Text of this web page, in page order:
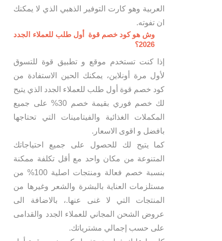
العربية وهو كارت التوفير الذهبي الذي لا يمكنك
ان تفوته.
وش هو كود خصم قوة أول طلب للعملاء الجدد
2026؟
إذا كنت تستخدم موقع و تطبيق قوة للتسوق
لأول مرة أونلاين، يمكنك الحين الاستفادة من
كود خصم قوة أول طلب للعملاء الجدد الذي يتيح
لك خصم فوري بقيمة خصم 30% على جميع
المكملات الغذائية والفيتامينات التي تحتاجها
بافضل و اقوى الاسعار.
كما يتيح لك للحصول على جميع احتياجاتك
المتنوعة من مكان واحد مع أقل تكلفة ممكنة
بنسبة خصم فعالة ومنتجات اصلية 100% من
مستلزمات العناية بالبشرة والشعر وغيرها من
المنتجات التي لا غنى عنها.، بالاضافة الى
عروض الشحن المجاني للعملاء الجدد والقدامى
على حسب إجمالي مشترياتك.